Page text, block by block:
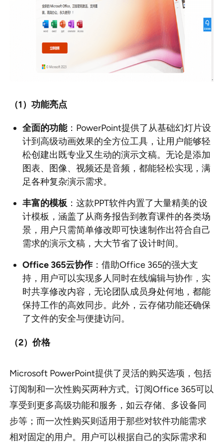
（1）功能亮点
全面的功能：PowerPoint提供了从基础幻灯片设
计到高级动画效果的全方位工具，让用户能够轻
松创建出既专业又生动的演示文稿。无论是添加
图表、图像、视频还是音频，都能轻松实现，满
足各种复杂演示需求。
丰富的模板：这款PPT软件内置了大量精美的设
计模板，涵盖了从商务报告到教育课件的各类场
景，用户只需简单修改即可快速制作出符合自己
需求的演示文稿，大大节省了设计时间。
Office 365云协作：借助Office 365的强大支
持，用户可以实现多人同时在线编辑与协作，实
时共享修改内容，无论团队成员身处何地，都能
保持工作的高效同步。此外，云存储功能还确保
了文件的安全与便捷访问。
（2）价格
Microsoft PowerPoint提供了灵活的购买选项，包括
订阅制和一次性购买两种方式。订阅Office 365可以
享受到更多高级功能和服务，如云存储、多设备同
步等；而一次性购买则适用于那些对软件功能需求
相对固定的用户。用户可以根据自己的实际需求和